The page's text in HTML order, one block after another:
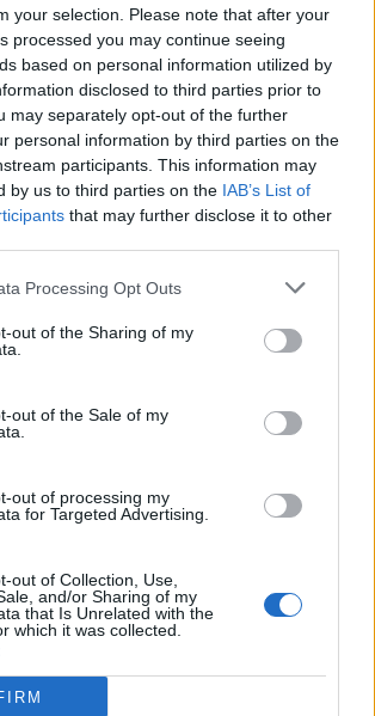
your selection. Please note that after your
processed you may continue seeing
based on personal information utilized by
disclosed to third parties prior to
may separately opt-out of the further
personal information by third parties on the
participants. This information may
by us to third parties on the IAB’s List of
that may further disclose it to other
Processing Opt Outs
out of the Sharing of my
out of the Sale of my
out of processing my
for Targeted Advertising.
out of Collection, Use,
and/or Sharing of my
that Is Unrelated with the
which it was collected.